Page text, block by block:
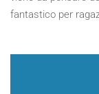
fantastico per